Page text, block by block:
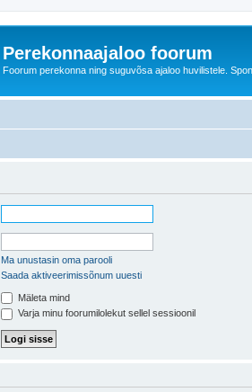
Perekonnaajaloo foorum
Foorum perekonna ning suguvõsa ajaloo huvilistele.
Ma unustasin oma parooli
Saada aktiveerimissõnum uuesti
Mäleta mind
Varja minu foorumilolekut sellel sessioonil